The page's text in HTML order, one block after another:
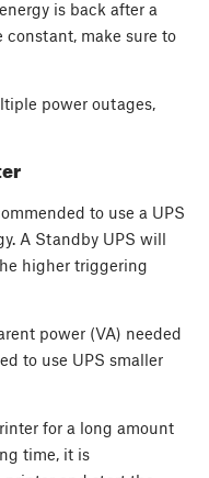
is back after a
constant, make sure to
power outages,
to use a UPS
A Standby UPS will
higher triggering
power (VA) needed
to use UPS smaller
for a long amount
time, it is